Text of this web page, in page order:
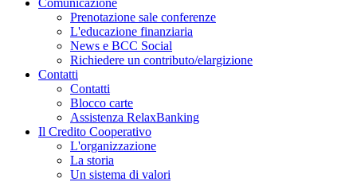
Comunicazione
Prenotazione sale conferenze
L'educazione finanziaria
News e BCC Social
Richiedere un contributo/elargizione
Contatti
Contatti
Blocco carte
Assistenza RelaxBanking
Il Credito Cooperativo
L'organizzazione
La storia
Un sistema di valori